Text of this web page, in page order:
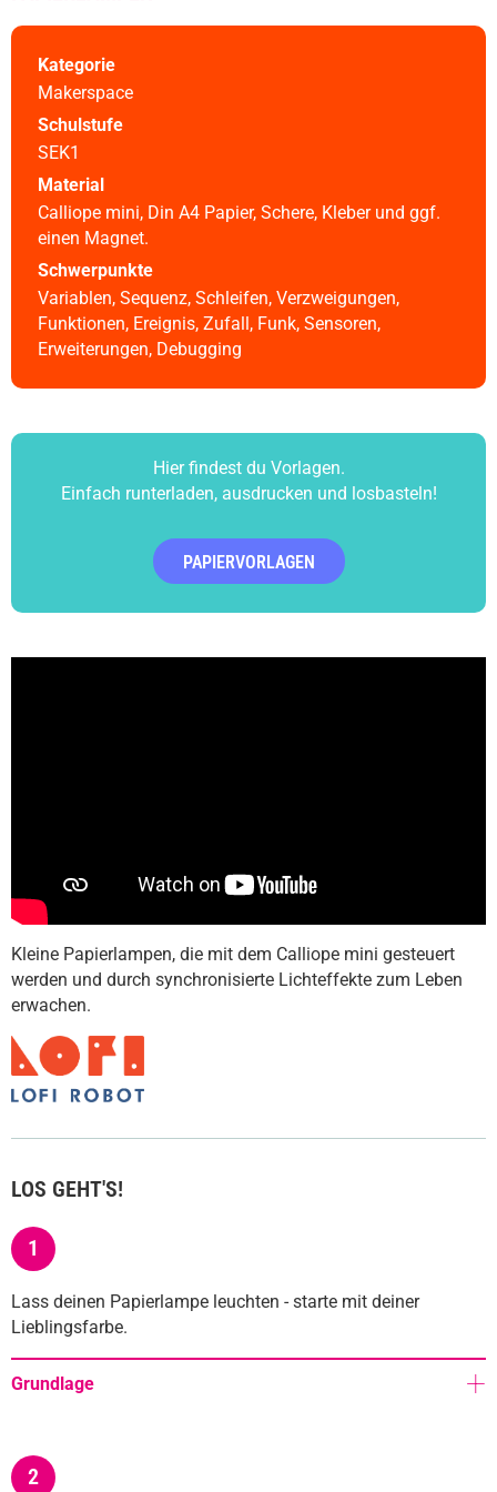
DE EN
Kleine Papierlampen, die mit dem Calliope mini gesteuert
werden und durch synchronisierte Lichteffekte zum Leben
erwachen.
LOS GEHT'S!
1
Lass deinen Papierlampe leuchten - starte mit deiner
Lieblingsfarbe.
Grundlage
2
Kategorie
Makerspace
Schulstufe
SEK1
Material
Calliope mini, Din A4 Papier, Schere, Kleber und ggf.
einen Magnet.
Schwerpunkte
Variablen, Sequenz, Schleifen, Verzweigungen,
Funktionen, Ereignis, Zufall, Funk, Sensoren,
Erweiterungen, Debugging
Hier findest du Vorlagen.
Einfach runterladen, ausdrucken und losbasteln!
PAPIERVORLAGEN